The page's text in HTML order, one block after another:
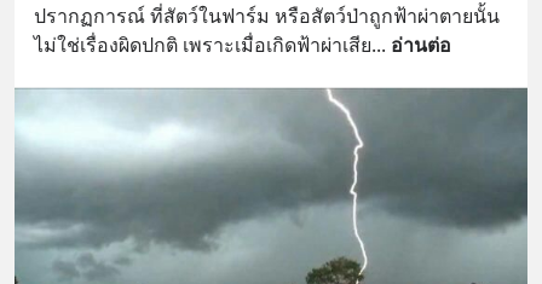
ปรากฏการณ์ ที่สัตว์ในฟาร์ม หรือสัตว์ป่าถูกฟ้าผ่าตายนั้น
ไม่ใช่เรื่องผิดปกติ เพราะเมื่อเกิดฟ้าผ่าเสีย... อ่านต่อ